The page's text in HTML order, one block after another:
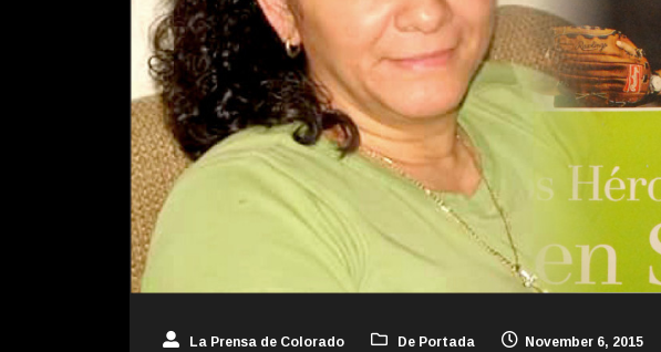
La Prensa de Colorado De Portada November 6, 2015